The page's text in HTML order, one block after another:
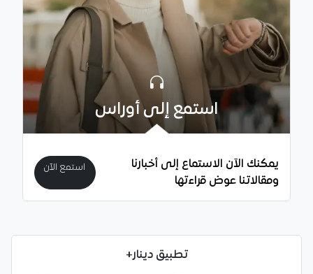
استمع إلى أوراس
يمكنك الآن الاستماع إلى أخبارنا
ومقالاتنا عوض قراءتها
استمع الآن
تطبيق دينار+